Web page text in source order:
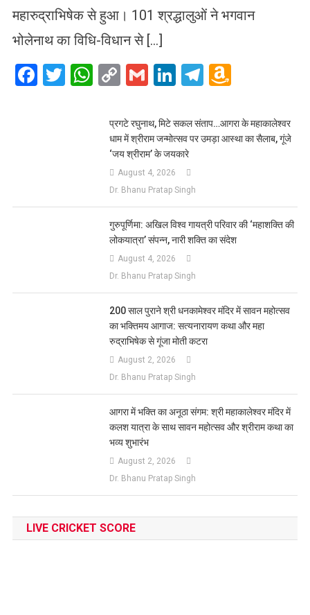
महारुद्राभिषेक से हुआ। 101 श्रद्धालुओं ने भगवान
भोलेनाथ का विधि-विधान से […]
Facebook
Twitter
WhatsApp
CopyGmailLinkedIn
Telegram
List
प्रगटे रघुनाथ, मिटे सकल संताप…आगरा के महाकालेश्वर
धाम में श्रीराम जन्मोत्सव पर उमड़ा आस्था का सैलाब, गूंजे
‘जय श्रीराम’ के जयकारे
August 4, 2026
Dr. Bhanu Pratap Singh
गुरुपूर्णिमा: अखिल विश्व गायत्री परिवार की ‘महाशक्ति की
लोकयात्रा’ संपन्न, नारी शक्ति का संदेश
August 4, 2026
Dr. Bhanu Pratap Singh
200 साल पुराने श्री धनकामेश्वर मंदिर में सावन महोत्सव
का भक्तिमय आगाज: सत्यनारायण कथा और महा
रुद्राभिषेक से गूंजा मोती कटरा
August 2, 2026
Dr. Bhanu Pratap Singh
आगरा में भक्ति का अनूठा संगम: श्री महाकालेश्वर मंदिर में
कलश यात्रा के साथ सावन महोत्सव और श्रीराम कथा का
भव्य शुभारंभ
August 2, 2026
Dr. Bhanu Pratap Singh
LIVE CRICKET SCORE